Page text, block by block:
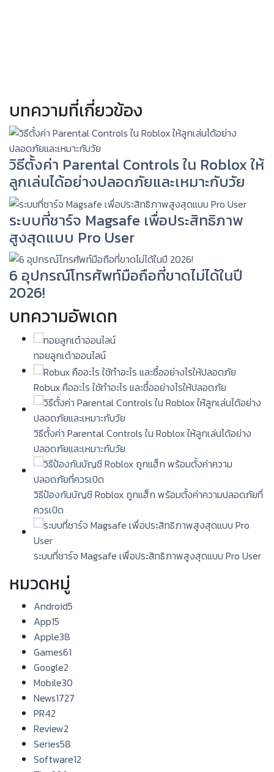
บทความที่เกี่ยวข้อง
วิธีตั้งค่า Parental Controls ใน Roblox ให้
ลูกเล่นได้อย่างปลอดภัยและเหมาะกับวัย
ระบบที่ชาร์จ Magsafe เพื่อประสิทธิภาพ
สูงสุดแบบ Pro User
6 อุปกรณ์โทรศัพท์มือถือที่ขาดไม่ได้ในปี
2026!
บทความอัพเดท
ทอยลูกเต๋าออนไลน์
Robux คืออะไร ใช้ทำอะไร และซื้ออย่างไรให้ปลอดภัย
วิธีตั้งค่า Parental Controls ใน Roblox ให้ลูกเล่นได้อย่าง
ปลอดภัยและเหมาะกับวัย
วิธีป้องกันบัญชี Roblox ถูกแฮ็ก พร้อมตั้งค่าความปลอดภัยที่
ควรเปิด
ระบบที่ชาร์จ Magsafe เพื่อประสิทธิภาพสูงสุดแบบ Pro User
หมวดหมู่
Android5
App15
Apple38
Games61
Google2
Mobile30
News1727
PR42
Review2
Series58
Software12